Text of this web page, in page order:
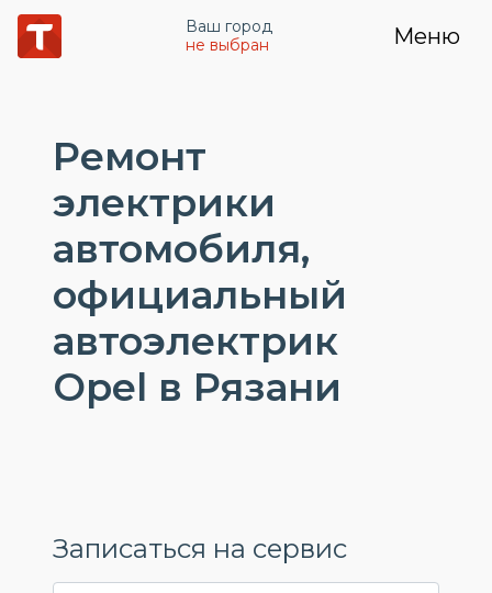
Ваш город
не выбран
Меню
Ремонт
электрики
автомобиля,
официальный
автоэлектрик
Opel в Рязани
Записаться на сервис